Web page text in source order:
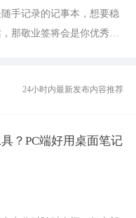
手记录的记事本，想要稳
那敬业签将会是你优秀的
24小时内最新发布内容推荐
？PC端好用桌面笔记